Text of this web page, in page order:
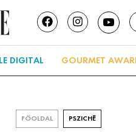
DIGITAL GOURMET
FŐOLDAL PSZICHÉ